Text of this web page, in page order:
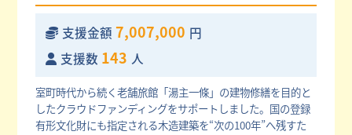
支援金額 7,007,000 円
支援数 143 人
室町時代から続く老舗旅館「湯主一條」の建物修繕を目的と
したクラウドファンディングをサポートしました。国の登録
有形文化財にも指定される木造建築を“次の100年”へ残すた